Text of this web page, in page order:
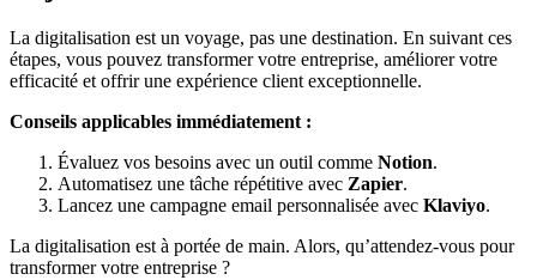
La digitalisation est un voyage, pas une destination. En suivant ces
étapes, vous pouvez transformer votre entreprise, améliorer votre
efficacité et offrir une expérience client exceptionnelle.
Conseils applicables immédiatement :
Évaluez vos besoins avec un outil comme Notion.
Automatisez une tâche répétitive avec Zapier.
Lancez une campagne email personnalisée avec Klaviyo.
La digitalisation est à portée de main. Alors, qu’attendez-vous pour
transformer votre entreprise ?